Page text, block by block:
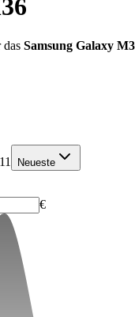
das Samsung Galaxy
Neueste
€